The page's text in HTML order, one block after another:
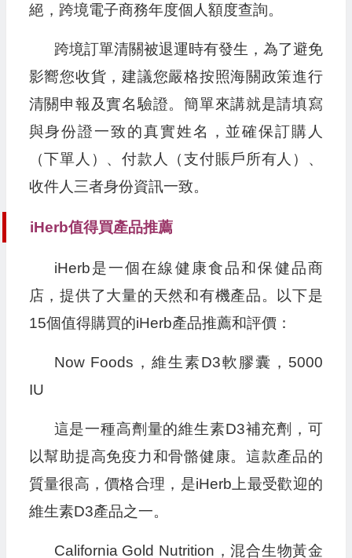
絕，跨境電子商務年度個人額度查詢。
跨境訂單清關被退運時有發生，為了避免
影嚮您收貨，建議您嚴格按照海關政策進行
清關申報及實名驗證。簡單來講就是請填寫
與身份證一致的真實姓名，並確保訂購人
（下單人）、付款人（支付賬戶所有人）、
收件人三者身份資訊一致。
iHerb值得買產品推薦
iHerb是一個在線健康食品和保健品商
店，提供了大量的天然和有機產品。以下是
15個值得購買的iHerb產品推薦和評價：
Now Foods，維生素D3軟膠囊，5000
IU
這是一種高劑量的維生素D3補充劑，可
以幫助提高免疫力和骨骼健康。這款產品的
質量很高，價格合理，是iHerb上最受歡迎的
維生素D3產品之一。
California Gold Nutrition，混合生物黃金